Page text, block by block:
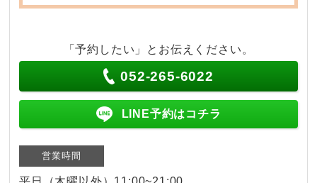
「予約したい」とお伝えください。
052-265-6022
LINE予約はコチラ
営業時間